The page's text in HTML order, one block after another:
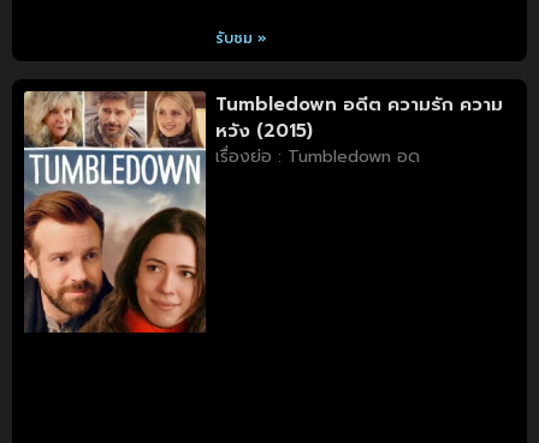
รับชม »
Tumbledown อดีต ความรัก ความ
หวัง (2015)
เรื่องย่อ : Tumbledown อด